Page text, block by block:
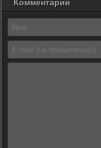
Комментарии